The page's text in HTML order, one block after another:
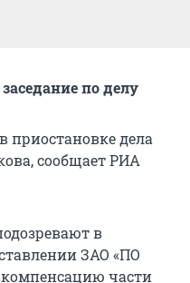
по делу
приостановке дела
сообщает РИА
в
ЗАО «ПО
части